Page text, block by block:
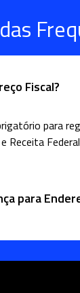
Fiscal?
para
Receita
para